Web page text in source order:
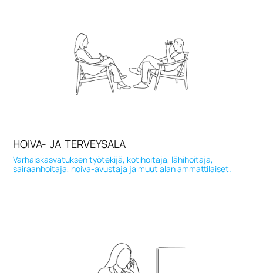
HOIVA- JA TERVEYSALA
Varhaiskasvatuksen työtekijä, kotihoitaja, lähihoitaja,
sairaanhoitaja, hoiva-avustaja ja muut alan ammattilaiset.